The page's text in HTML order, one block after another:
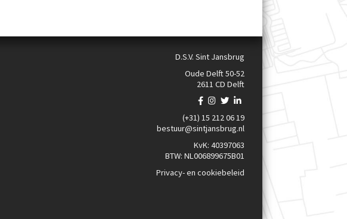
D.S.V. Sint Jansbrug
Oude Delft 50-52
2611 CD Delft
(+31) 15 212 06 19
bestuur@sintjansbrug.nl
KvK: 40397063
BTW: NL006899675B01
Privacy- en cookiebeleid